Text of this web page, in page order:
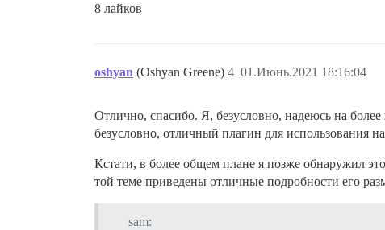
8 лайков
oshyan (Oshyan Greene) 01.Июнь.2021 18:16:04
4
Отлично, спасибо. Я, безусловно, надеюсь на
безусловно, отличный плагин для использования
Кстати, в более общем плане я позже обнаружил
той теме приведены отличные подробности его
sam: